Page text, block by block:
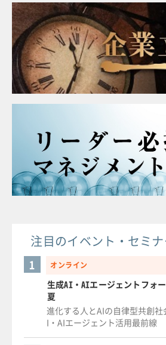
注目のイベント・セミ
オンライン
1
生成AI・AIエージェントフォ
夏
進化する人とAIの自律型共創
I・AIエージェント活用最前線